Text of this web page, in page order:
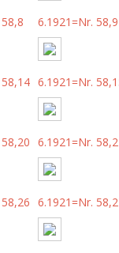
6.1921=Nr. 58,9
6.1921=Nr.
6.1921=Nr.
6.1921=Nr.